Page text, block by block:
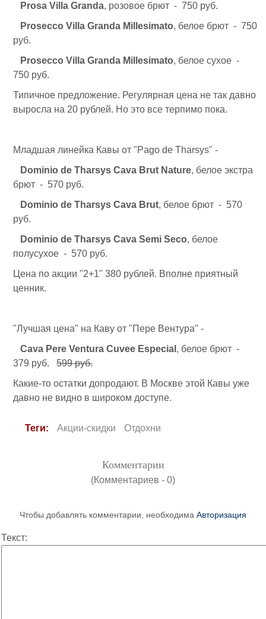
Prosa Villa Granda, розовое брют - 750 руб.
Prosecco Villa Granda Millesimato, белое брют - 750
руб.
Prosecco Villa Granda Millesimato, белое сухое -
750 руб.
Типичное предложение. Регулярная цена не так давно
выросла на 20 рублей. Но это все терпимо пока.
Младшая линейка Кавы от "Pago de Tharsys" -
Dominio de Tharsys Cava Brut Nature, белое экстра
брют - 570 руб.
Dominio de Tharsys Cava Brut, белое брют - 570
руб.
Dominio de Tharsys Cava Semi Seco, белое
полусухое - 570 руб.
Цена по акции "2+1" 380 рублей. Вполне приятный
ценник.
"Лучшая цена" на Каву от "Пере Вентура" -
Cava Pere Ventura Cuvee Especial , белое брют -
379 руб. 599 руб.
Какие-то остатки допродают. В Москве этой Кавы уже
давно не видно в широком доступе.
Теги: Акции-скидки Отдохни
Комментарии
(Комментариев - 0)
Чтобы добавлять комментарии, необходима Авторизация
Текст: